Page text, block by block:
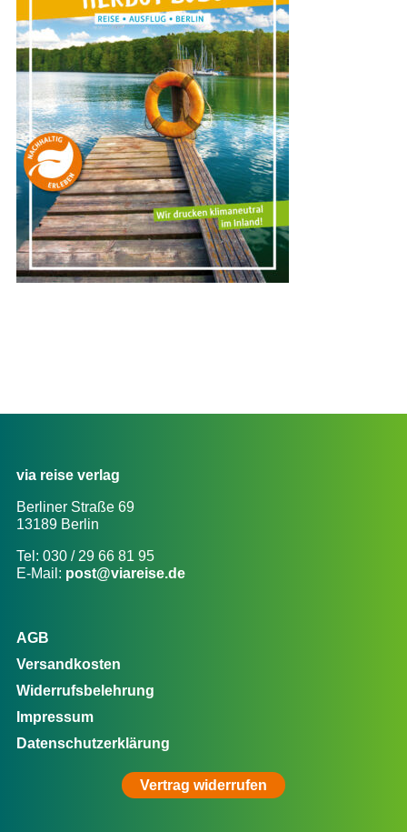
via reise verlag
Berliner Straße 69
13189 Berlin
Tel: 030 / 29 66 81 95
E-Mail: post@viareise.de
AGB
Versandkosten
Widerrufsbelehrung
Impressum
Datenschutzerklärung
Vertrag widerrufen